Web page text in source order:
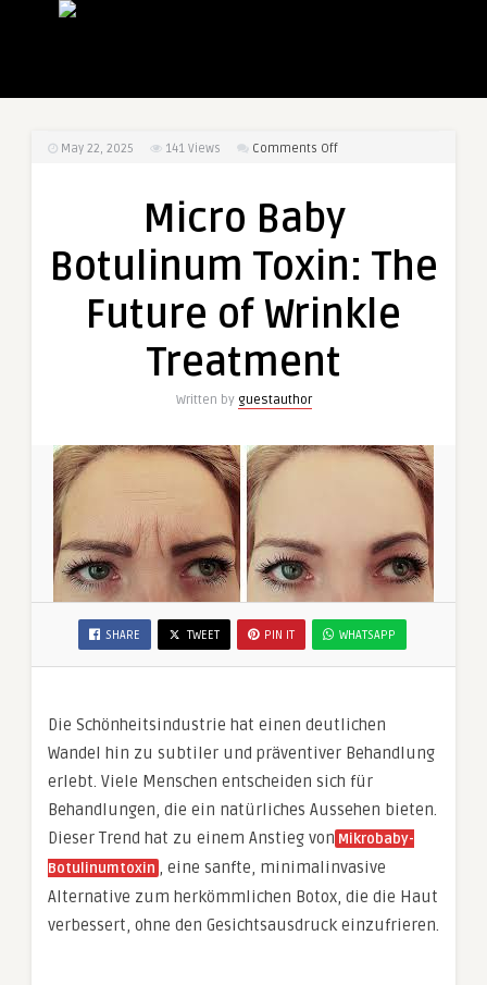
May 22, 2025 141 Views Comments Offon
Botulinum
The
of
Micro Baby
Botulinum Toxin: The
Future of Wrinkle
Treatment
Written by guestauthor
SHARE TWEET PIN IT WHATSAPP
Die Schönheitsindustrie hat einen deutlichen
Wandel hin zu subtiler und präventiver Behandlung
erlebt. Viele Menschen entscheiden sich für
Behandlungen, die ein natürliches Aussehen bieten.
Dieser Trend hat zu einem Anstieg von Mikrobaby-
Botulinumtoxin , eine sanfte, minimalinvasive
Alternative zum herkömmlichen Botox, die die Haut
verbessert, ohne den Gesichtsausdruck einzufrieren.